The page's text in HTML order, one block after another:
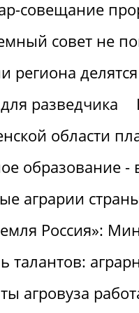
совещание
совет не
региона
разведчика
области
образование
аграрии
Россия»:
талантов:
агровуза